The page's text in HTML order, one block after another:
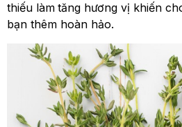
thiếu làm tăng hương vị khiến
bạn thêm hoàn hảo.